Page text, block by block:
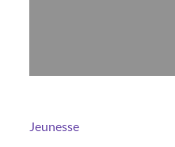
Jeunesse